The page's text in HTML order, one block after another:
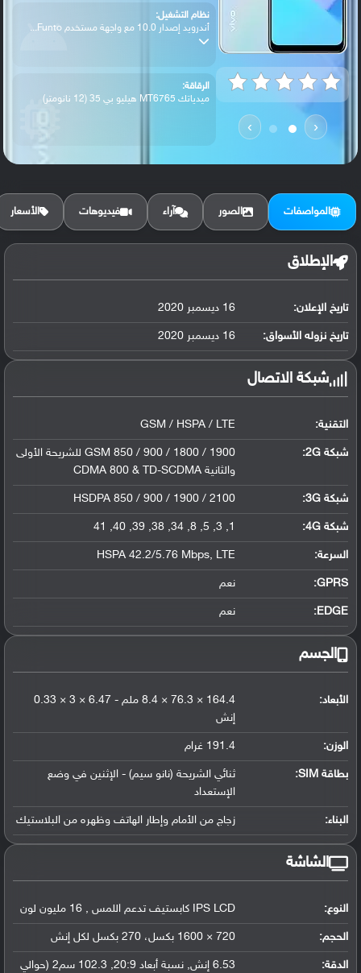
‹
›
نظام التشغيل:
أندرويد إصدار 10.0 مع واجهة مستخدم Funto...
الرقاقة:
ميدياتك MT6765 هيليو بي 35 (12 نانومتر)
الرام / التخزين:
البطارية:
ليثيوم بوليمر سعة 5000 مللي أمبير, غير ق...
المواصفات الصور آراء فيديوهات الأسعار
الإطلاق
تاريخ الإعلان: 16 ديسمبر 2020
تاريخ نزوله الأسواق: 16 ديسمبر 2020
شبكة الاتصال
التقنية: GSM / HSPA / LTE
شبكة 2G:
GSM 850 / 900 / 1800 / 1900 للشريحة الأولى
والثانية CDMA 800 & TD-SCDMA
شبكة 3G :
HSDPA 850 / 900 / 1900 / 2100
شبكة 4G :
1, 3, 5, 8, 34, 38, 39, 40, 41
السرعة: HSPA 42.2/5.76 Mbps, LTE
GPRS: نعم
EDGE: نعم
الجسم
الأبعاد:
164.4 × 76.3 × 8.4 ملم - 6.47 × 3 × 0.33
إنش
الوزن: 191.4 غرام
بطاقة SIM:
ثنائي الشريحة (نانو سيم) - الإثنين في وضع
الإستعداد
البناء: زجاج من الأمام وإطار الهاتف وظهره من البلاستيك
الشاشة
النوع: IPS LCD كابستيف تدعم اللمس , 16 مليون لون
الحجم: 720 × 1600 بكسل، 270 بكسل لكل إنش
الدقة:
6.53 إنش, نسبة أبعاد 20:9, 102.3 سم2 (حوالي